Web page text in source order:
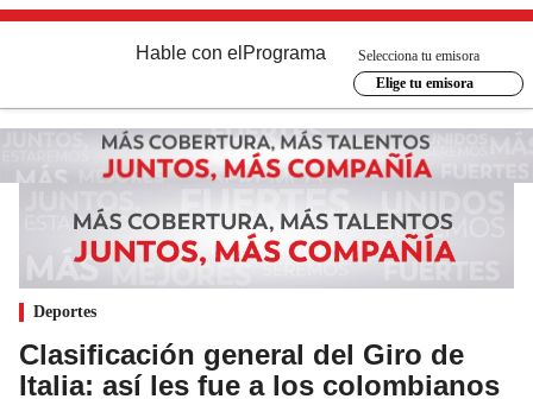
Hable con el Programa
Selecciona tu emisora
Elige tu emisora
Deportes
Clasificación general del Giro de
Italia: así les fue a los colombianos